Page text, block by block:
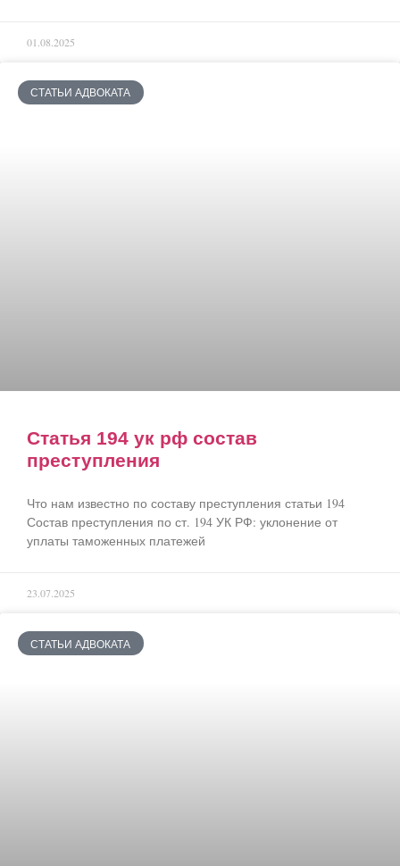
01.08.2025
СТАТЬИ АДВОКАТА
Статья 194 ук рф состав
преступления
Что нам известно по составу преступления статьи 194
Состав преступления по ст. 194 УК РФ: уклонение от
уплаты таможенных платежей
23.07.2025
СТАТЬИ АДВОКАТА